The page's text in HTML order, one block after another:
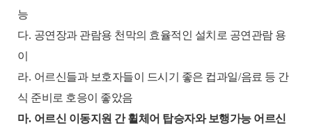
능
다. 공연장과 관람용 천막의 효율적인 설치로 공연관람 용
이
라. 어르신들과 보호자들이 드시기 좋은 컵과일/음료 등 간
식 준비로 호응이 좋았음
마. 어르신 이동지원 간 휠체어 탑승자와 보행가능 어르신